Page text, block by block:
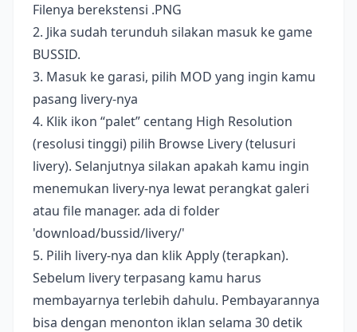
Filenya berekstensi .PNG
2. Jika sudah terunduh silakan masuk ke game
BUSSID.
3. Masuk ke garasi, pilih MOD yang ingin kamu
pasang livery-nya
4. Klik ikon “palet” centang High Resolution
(resolusi tinggi) pilih Browse Livery (telusuri
livery). Selanjutnya silakan apakah kamu ingin
menemukan livery-nya lewat perangkat galeri
atau file manager. ada di folder
'download/bussid/livery/'
5. Pilih livery-nya dan klik Apply (terapkan).
Sebelum livery terpasang kamu harus
membayarnya terlebih dahulu. Pembayarannya
bisa dengan menonton iklan selama 30 detik